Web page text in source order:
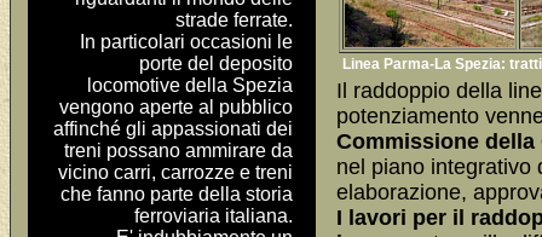
strade ferrate.
In particolari occasioni le
porte del deposito
locomotive della Spezia
vengono aperte al pubblico
affinché gli appassionati dei
treni possano ammirare da
vicino carri, carrozze e treni
che fanno parte della storia
ferroviaria italiana.
Linea Parma-La Spezia:
Il raddoppio della
potenziamento
Commissione
nel piano integrativo
elaborazione,
I lavori per il